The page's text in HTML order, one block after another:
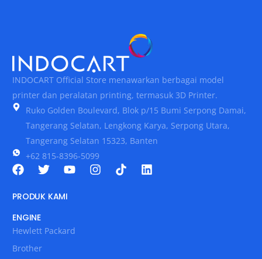
INDOCART Official Store menawarkan berbagai model
printer dan peralatan printing, termasuk 3D Printer.
Ruko Golden Boulevard, Blok p/15 Bumi Serpong Damai,
Tangerang Selatan, Lengkong Karya, Serpong Utara,
Tangerang Selatan 15323, Banten
+62 815-8396-5099
PRODUK KAMI
ENGINE
Hewlett Packard
Brother